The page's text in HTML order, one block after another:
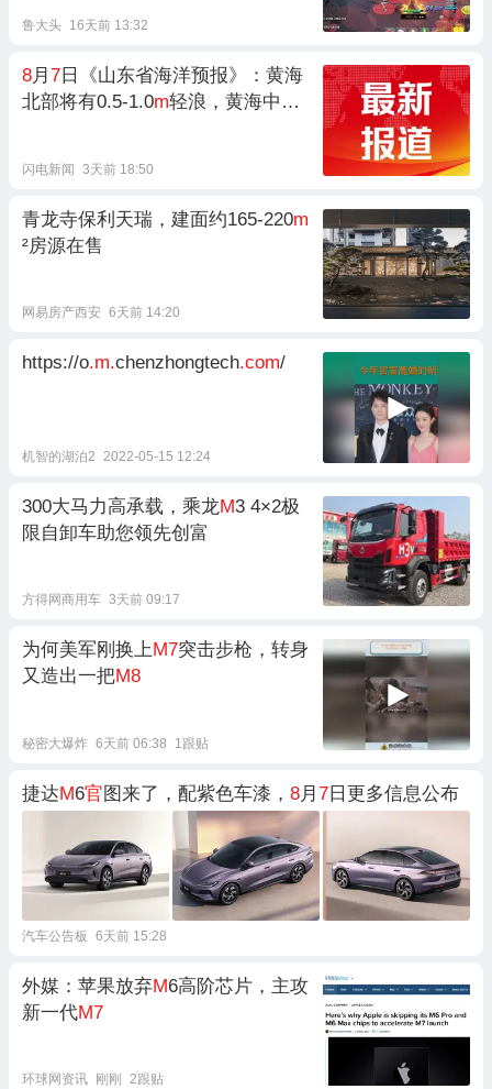
鲁大头 16天前 13:32
8月 7 日《山东省海洋预报》：黄海
北部将有0.5-1.0m轻浪，黄海中部
闪电新闻 3天前 18:50
青龙寺保利天瑞，建面约165-220m
²房源在售
网易房产西安 6天前 14:20
https://o.m.chenzhongtech.com/
机智的湖泊2 2022-05-15 12:24
300大马力高承载，乘龙M3 4×2极
限自卸车助您领先创富
方得网商用车 3天前 09:17
为何美军刚换上M7突击步枪，转身
又造出一把M8
秘密大爆炸 6天前 06:38 1跟贴
捷达M6官图来了，配紫色车漆， 8月 7 日更多信息公布
汽车公告板 6天前 15:28
外媒：苹果放弃M6高阶芯片，主攻
新一代M7
环球网资讯 刚刚 2跟贴